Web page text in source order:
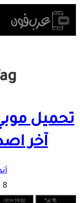
Skip
to
آخر
8 دجنبر، 2021